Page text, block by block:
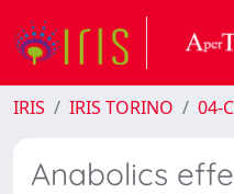
IRIS IRIS TORINO 04-
Anabolics